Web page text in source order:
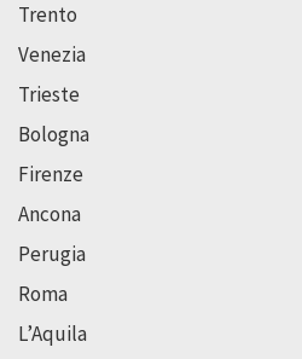
Trento
Venezia
Trieste
Bologna
Firenze
Ancona
Perugia
Roma
L’Aquila